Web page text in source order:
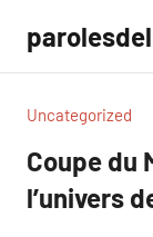
contenu
Uncategorized
Coupe du
l’univers